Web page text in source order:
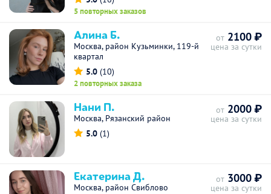
5 повторных заказов
Алина Б.
Москва, район Кузьминки, 119-й
квартал
5.0 (10)
2 повторных заказа
от 2100 ₽
цена за сутки
Нани П.
Москва, Рязанский район
5.0 (1)
от 2000 ₽
цена за сутки
Екатерина Д.
Москва, район Свиблово
от 3000 ₽
цена за сутки